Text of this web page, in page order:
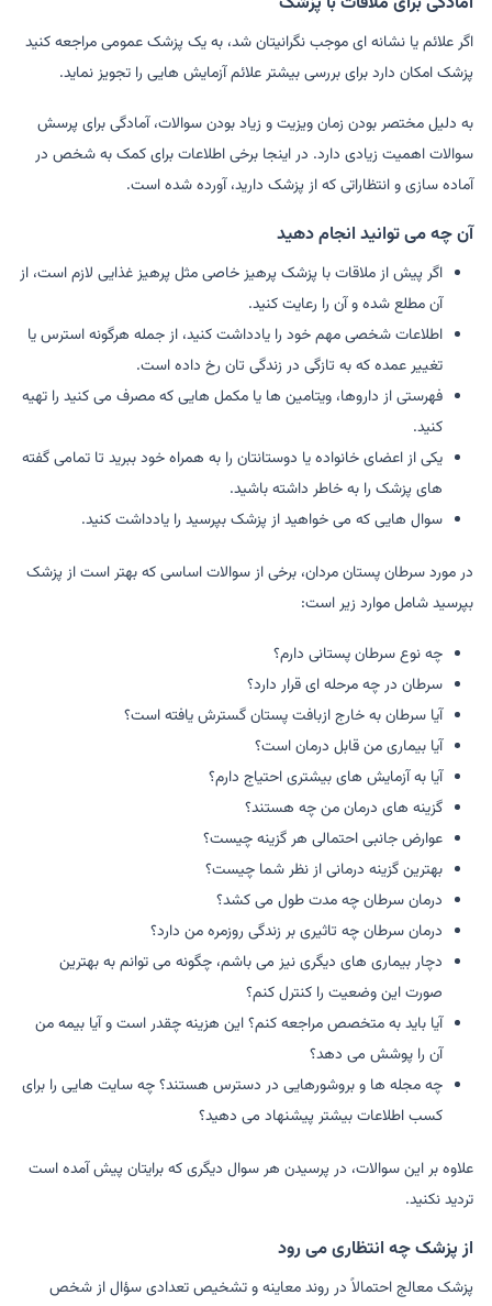
اگر علائم یا نشانه ای موجب نگرانیتان شد، به یک پزشک عمومی مراجعه کنید
پزشک امکان دارد برای بررسی بیشتر علائم آزمایش هایی را تجویز نماید.
به دلیل مختصر بودن زمان ویزیت و زیاد بودن سوالات، آمادگی برای پرسش
سوالات اهمیت زیادی دارد. در اینجا برخی اطلاعات برای کمک به شخص در
آماده سازی و انتظاراتی که از پزشک دارید، آورده شده است.
آن چه می توانید انجام دهید
اگر پیش از ملاقات با پزشک پرهیز خاصی مثل پرهیز غذایی لازم است، از
آن مطلع شده و آن را رعایت کنید.
اطلاعات شخصی مهم خود را یادداشت کنید، از جمله هرگونه استرس یا
تغییر عمده که به تازگی در زندگی تان رخ داده است.
فهرستی از داروها، ویتامین ها یا مکمل هایی که مصرف می کنید را تهیه
کنید.
یکی از اعضای خانواده یا دوستانتان را به همراه خود ببرید تا تمامی گفته
های پزشک را به خاطر داشته باشید.
سوال هایی که می خواهید از پزشک بپرسید را یادداشت کنید.
در مورد سرطان پستان مردان، برخی از سوالات اساسی که بهتر است از پزشک
بپرسید شامل موارد زیر است:
چه نوع سرطان پستانی دارم؟
سرطان در چه مرحله ای قرار دارد؟
آیا سرطان به خارج ازبافت پستان گسترش یافته است؟
آیا بیماری من قابل درمان است؟
آیا به آزمایش های بیشتری احتیاج دارم؟
گزینه های درمان من چه هستند؟
عوارض جانبی احتمالی هر گزینه چیست؟
بهترین گزینه درمانی از نظر شما چیست؟
درمان سرطان چه مدت طول می کشد؟
درمان سرطان چه تاثیری بر زندگی روزمره من دارد؟
دچار بیماری های دیگری نیز می باشم، چگونه می توانم به بهترین
صورت این وضعیت را کنترل کنم؟
آیا باید به متخصص مراجعه کنم؟ این هزینه چقدر است و آیا بیمه من
آن را پوشش می دهد؟
چه مجله ها و بروشورهایی در دسترس هستند؟ چه سایت هایی را برای
کسب اطلاعات بیشتر پیشنهاد می دهید؟
علاوه بر این سوالات، در پرسیدن هر سوال دیگری که برایتان پیش آمده است
تردید نکنید.
از پزشک چه انتظاری می رود
پزشک معالج احتمالاً در روند معاینه و تشخیص تعدادی سؤال از شخص